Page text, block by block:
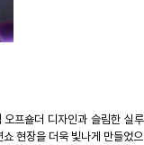
오프숄더 디자인과 슬림한 실
현장을 더욱 빛나게 만들었으